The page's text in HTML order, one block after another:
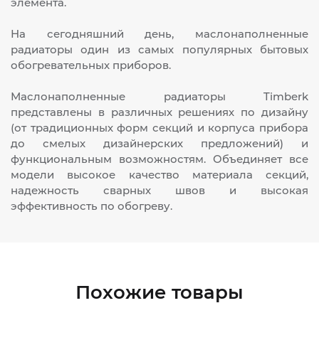
На сегодняшний день, маслонаполненные
радиаторы один из самых популярных бытовых
обогревательных приборов.
Маслонаполненные радиаторы Timberk
представлены в различных решениях по дизайну
(от традиционных форм секций и корпуса прибора
до смелых дизайнерских предложений) и
функциональным возможностям. Объединяет все
модели высокое качество материала секций,
надежность сварных швов и высокая
эффективность по обогреву.
Похожие товары